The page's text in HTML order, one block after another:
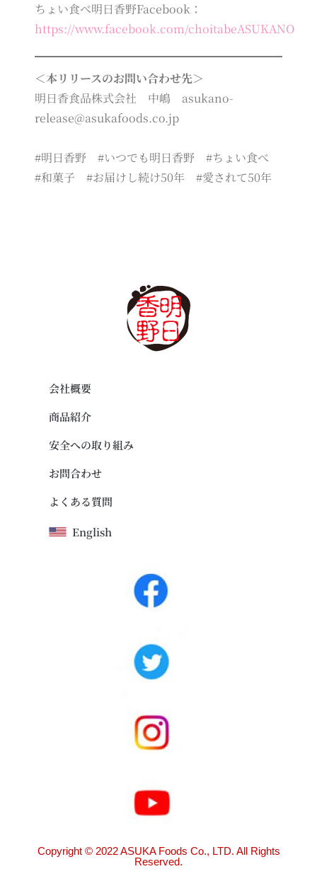
ちょい食べ明日香野Facebook：
https://www.facebook.com/choitabeASUKANO
＜本リリースのお問い合わせ先＞
明日香食品株式会社 中嶋 asukano-
release@asukafoods.co.jp
#明日香野 #いつでも明日香野 #ちょい食べ
#和菓子 #お届けし続け50年 #愛されて50年
会社概要
商品紹介
安全への取り組み
お問合わせ
よくある質問
English
Copyright © 2022 ASUKA Foods Co., LTD. All Rights
Reserved.